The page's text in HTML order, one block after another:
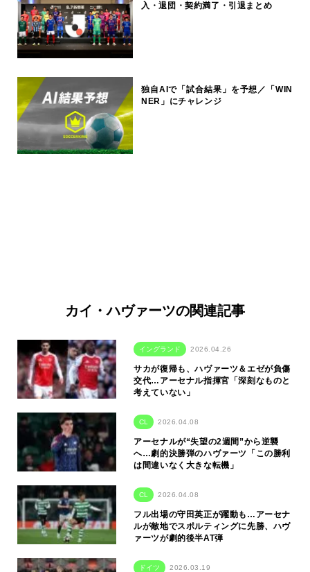
入・退団・契約満了・引退まとめ
独自AIで「試合結果」を予想／「WIN
NER」にチャレンジ
カイ・ハヴァーツの関連記事
イングランド 2026.04.26
サカが復帰も、ハヴァーツ＆エゼが負傷
交代…アーセナル指揮官「深刻なものと
考えていない」
CL 2026.04.08
アーセナルが“失望の2週間”から逆襲
へ…劇的決勝弾のハヴァーツ「この勝利
は間違いなく大きな転機」
CL 2026.04.08
フル出場の守田英正が躍動も…アーセナ
ルが敵地でスポルティングに先勝、ハヴ
ァーツが劇的後半AT弾
ドイツ 2026.03.19